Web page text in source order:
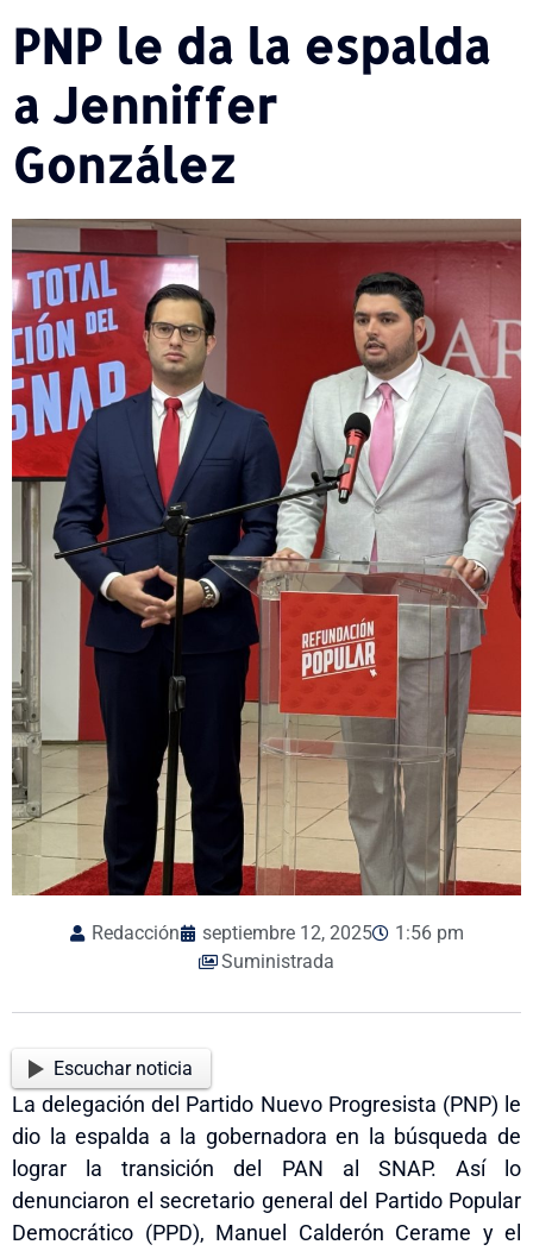
PNP le da la espalda
a Jenniffer
González
Redacción septiembre 12, 2025
1:56 pm
Suministrada
Escuchar noticia
La delegación del Partido Nuevo Progresista (PNP) le
dio la espalda a la gobernadora en la búsqueda de
lograr la transición del PAN al SNAP. Así lo
denunciaron el secretario general del Partido Popular
Democrático (PPD), Manuel Calderón Cerame y el